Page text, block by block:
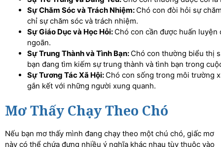
Sự Chăm Sóc và Trách Nhiệm: Chó con đòi hỏi sự
chỉ sự chăm sóc và trách nhiệm.
Sự Giáo Dục và Học Hỏi: Chó con cần được huấn
ngoãn.
Sự Trung Thành và Tình Bạn: Chó con thường biểu thị
bạn đang tìm kiếm sự trung thành và tình bạn trong
Sự Tương Tác Xã Hội: Chó con sống trong môi trường
gắn kết với những người xung quanh.
Mơ Thấy Chạy Theo Chó
Nếu bạn mơ thấy mình đang chạy theo một chú chó, giấc mơ
này có thể chứa đựng nhiều ý nghĩa khác nhau tùy thuộc vào